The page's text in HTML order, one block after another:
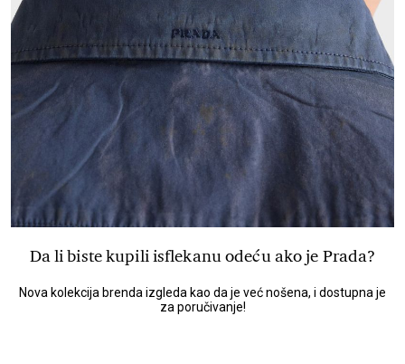
Da li biste kupili isflekanu odeću ako je Prada?
Nova kolekcija brenda izgleda kao da je već nošena, i dostupna je
za poručivanje!